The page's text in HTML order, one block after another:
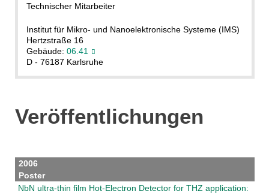
Technischer Mitarbeiter
Institut für Mikro- und Nanoelektronische Systeme (IMS)
Hertzstraße 16
Gebäude: 06.41
D - 76187 Karlsruhe
Veröffentlichungen
2006
Poster
NbN ultra-thin film Hot-Electron Detector for THZ application: